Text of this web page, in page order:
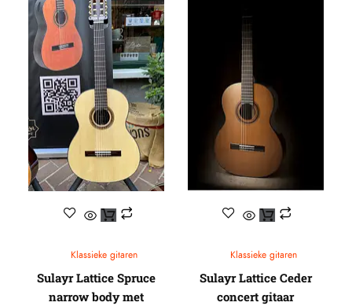
Klassieke gitaren
Sulayr Lattice Spruce
narrow body met
Klassieke gitaren
Sulayr Lattice Ceder
concert gitaar